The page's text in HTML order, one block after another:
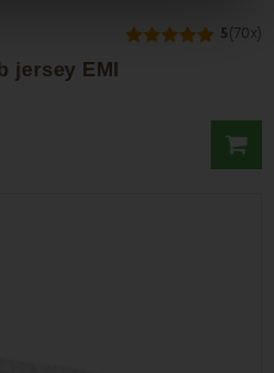
5(70x)
jersey EMI